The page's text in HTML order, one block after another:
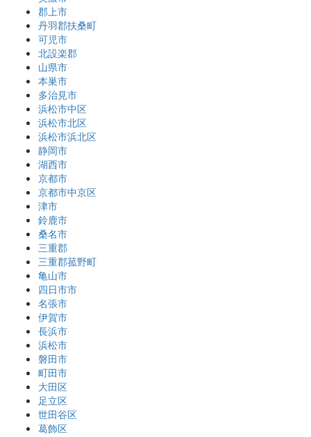
郡上市
丹羽郡扶桑町
可児市
北設楽郡
山県市
本巣市
多治見市
浜松市中区
浜松市北区
浜松市浜北区
静岡市
湖西市
京都市
京都市中京区
津市
鈴鹿市
桑名市
三重郡
三重郡菰野町
亀山市
四日市市
名張市
伊賀市
長浜市
浜松市
磐田市
町田市
大田区
足立区
世田谷区
葛飾区